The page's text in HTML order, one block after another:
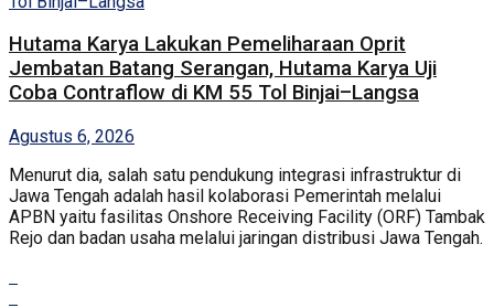
Hutama Karya Lakukan Pemeliharaan Oprit
Jembatan Batang Serangan, Hutama Karya Uji
Coba Contraflow di KM 55 Tol Binjai–Langsa
Agustus 6, 2026
Menurut dia, salah satu pendukung integrasi infrastruktur di
Jawa Tengah adalah hasil kolaborasi Pemerintah melalui
APBN yaitu fasilitas Onshore Receiving Facility (ORF) Tambak
Rejo dan badan usaha melalui jaringan distribusi Jawa Tengah.